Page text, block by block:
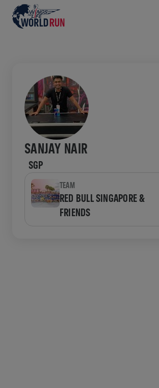
SANJAY NAIR
SGP
TEAM
RED BULL SINGAPORE &
FRIENDS